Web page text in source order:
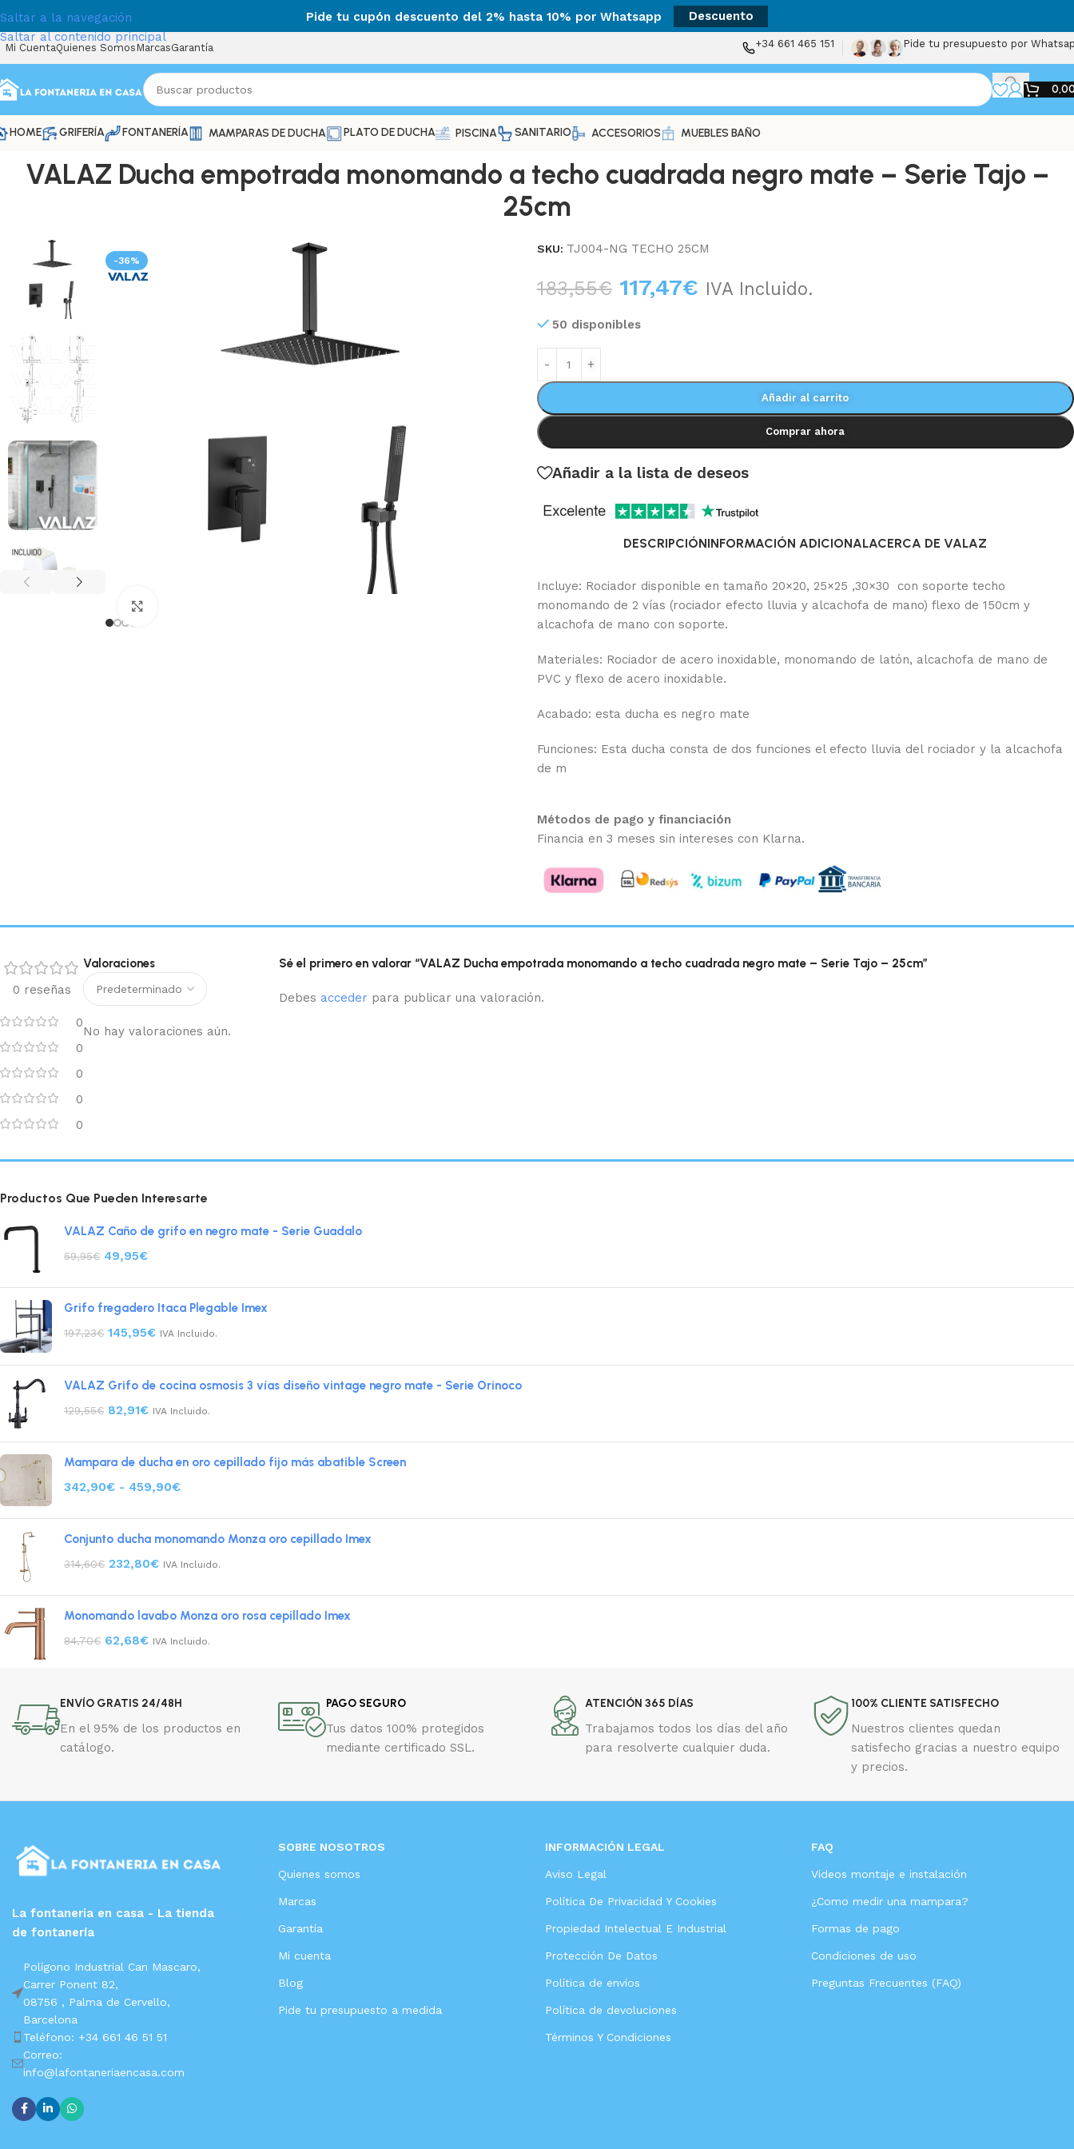
Saltar a la navegación
Saltar al contenido principal
Pide tu cupón descuento del 2% hasta 10% por Whatsapp Descuento
Mi CuentaQuienes Somos MarcasGarantía +34 661 465 151 Pide tu presupuesto por
HOME GRIFERÍA FONTANERÍA MAMPARAS DE DUCHA PLATO DE DUCHA PISCINA SANITARIO ACCESORIOS MUEBLES BAÑO
VALAZ Ducha empotrada monomando a techo cuadrada negro mate – Serie Tajo –
25cm
-36%
SKU: TJ004-NG TECHO 25CM
183,55€ 117,47€ IVA Incluido.
50 disponibles
Añadir al carrito
Comprar ahora
Añadir a la lista de deseos
DESCRIPCIÓNINFORMACIÓN ADICIONALACERCA DE VALAZ
Incluye: Rociador disponible en tamaño 20×20, 25×25 ,30×30 con soporte techo
monomando de 2 vías (rociador efecto lluvia y alcachofa de mano) flexo de 150cm y
alcachofa de mano con soporte.
Materiales: Rociador de acero inoxidable, monomando de latón, alcachofa de mano de
PVC y flexo de acero inoxidable.
Acabado: esta ducha es negro mate
Funciones: Esta ducha consta de dos funciones el efecto lluvia del rociador y la alcachofa
de m
Métodos de pago y financiación
Financia en 3 meses sin intereses con Klarna.
0 reseñas
0
0
0
0
0
Valoraciones
No hay valoraciones aún.
Sé el primero en valorar “VALAZ Ducha empotrada monomando a techo cuadrada negro mate – Serie Tajo – 25cm”
Debes acceder para publicar una valoración.
Productos Que Pueden Interesarte
VALAZ Caño de grifo en negro mate - Serie Guadalo
59,95€ 49,95€
Grifo fregadero Itaca Plegable Imex
197,23€ 145,95€ IVA Incluido.
VALAZ Grifo de cocina osmosis 3 vías diseño vintage negro mate - Serie Orinoco
129,55€ 82,91€ IVA Incluido.
Mampara de ducha en oro cepillado fijo más abatible Screen
342,90€ - 459,90€
Conjunto ducha monomando Monza oro cepillado Imex
314,60€ 232,80€ IVA Incluido.
Monomando lavabo Monza oro rosa cepillado Imex
84,70€ 62,68€ IVA Incluido.
ENVÍO GRATIS 24/48H
En el 95% de los productos en
catálogo.
PAGO SEGURO
Tus datos 100% protegidos
mediante certificado SSL.
ATENCIÓN 365 DÍAS
Trabajamos todos los días del año
para resolverte cualquier duda.
100% CLIENTE SATISFECHO
Nuestros clientes quedan
satisfecho gracias a nuestro equipo
y precios.
La fontaneria en casa - La tienda
de fontanería
Polígono Industrial Can Mascaro,
Carrer Ponent 82,
08756 , Palma de Cervello,
Barcelona
Teléfono: +34 661 46 51 51
Correo:
info@lafontaneriaencasa.com
SOBRE NOSOTROS
Quienes somos
Marcas
Garantía
Mi cuenta
Blog
Pide tu presupuesto a medida
INFORMACIÓN LEGAL
Aviso Legal
Política De Privacidad Y Cookies
Propiedad Intelectual E Industrial
Protección De Datos
Política de envíos
Política de devoluciones
Términos Y Condiciones
FAQ
Videos montaje e instalación
¿Como medir una mampara?
Formas de pago
Condiciones de uso
Preguntas Frecuentes (FAQ)